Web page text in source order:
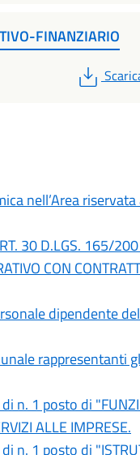
FINANZIARIO
PDF
nell’Area
30 D.LGS. 165/
CON
dipendente
rappresentanti
n. 1 posto di
ALLE IMPRESE.
n. 1 posto di